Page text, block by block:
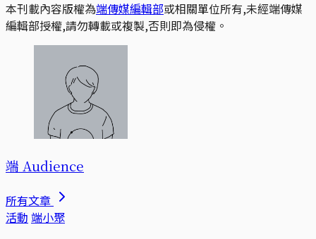
本刊載內容版權為端傳媒編輯部或相關單位所有,未經端傳媒
編輯部授權,請勿轉載或複製,否則即為侵權。
端 Audience
所有文章
活動 端小聚